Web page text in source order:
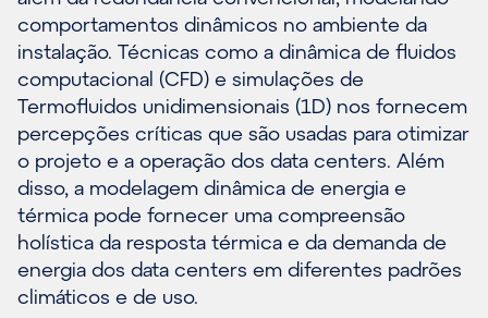
comportamentos dinâmicos no ambiente da
instalação. Técnicas como a dinâmica de fluidos
computacional (CFD) e simulações de
Termofluidos unidimensionais (1D) nos fornecem
percepções críticas que são usadas para otimizar
o projeto e a operação dos data centers. Além
disso, a modelagem dinâmica de energia e
térmica pode fornecer uma compreensão
holística da resposta térmica e da demanda de
energia dos data centers em diferentes padrões
climáticos e de uso.